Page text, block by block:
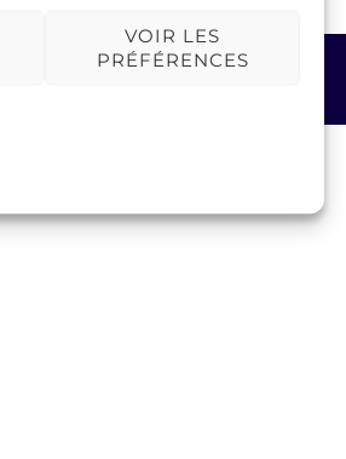
VOIR LES
PRÉFÉRENCES